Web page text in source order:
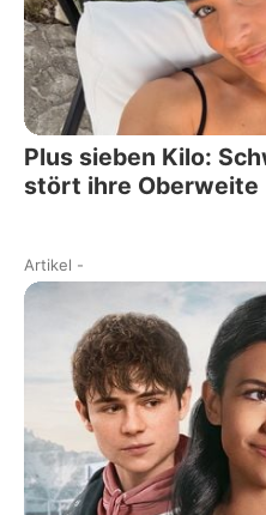
Plus sieben Kilo:
stört ihre Oberweite
Artikel -